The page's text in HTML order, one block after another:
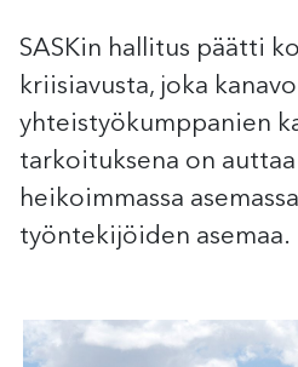
SASKin hallitus päätti
kriisiavusta, joka
yhteistyökumppanien
tarkoituksena on
heikoimmassa
työntekijöiden asemaa.